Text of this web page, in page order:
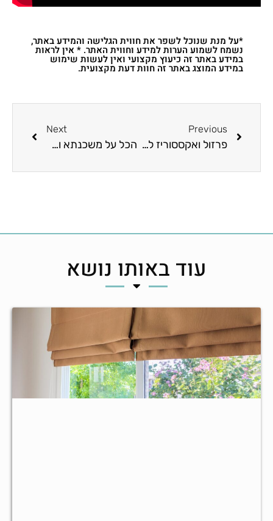
*על מנת שנוכל לשפר את חווית הגלישה והמידע באתר,
נשמח לשמוע הערות למידע וחווית האתר. * אין לראות
במידע באתר זה כיעוץ מקצועי ואין לעשות שימוש
במידע המוצג באתר זה חוות דעת מקצועית.
Previous
פרזול ואקססוריז לבית בתהליך בניה
Next
הכל על משכנתא ומימון מהבנק
עוד באותו נושא